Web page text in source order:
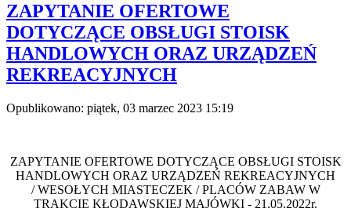
ZAPYTANIE OFERTOWE
DOTYCZĄCE OBSŁUGI STOISK
HANDLOWYCH ORAZ URZĄDZEŃ
REKREACYJNYCH
Opublikowano: piątek, 03 marzec 2023 15:19
ZAPYTANIE OFERTOWE DOTYCZĄCE OBSŁUGI STOISK
HANDLOWYCH ORAZ URZĄDZEŃ REKREACYJNYCH
/ WESOŁYCH MIASTECZEK / PLACÓW ZABAW W
TRAKCIE KŁODAWSKIEJ MAJÓWKI - 21.05.2022r.